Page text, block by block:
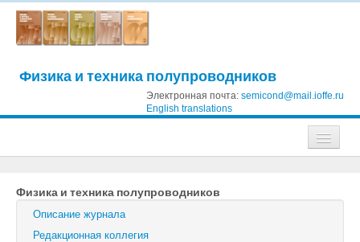
Физика и техника полупроводников
Электронная почта: semicond@mail.ioffe.ru
English translations
Журнал технической физики
Письма в Журнал технической физики
Физика и техника полупроводников
Описание журнала
Редакционная коллегия